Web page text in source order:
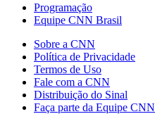
Programação
Equipe CNN Brasil
Sobre a CNN
Política de Privacidade
Termos de Uso
Fale com a CNN
Distribuição do Sinal
Faça parte da Equipe CNN